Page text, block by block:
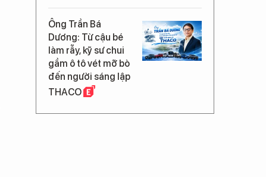
Ông Trần Bá
Dương: Từ cậu bé
làm rẫy, kỹ sư chui
gầm ô tô vét mỡ bò
đến người sáng lập
THACO